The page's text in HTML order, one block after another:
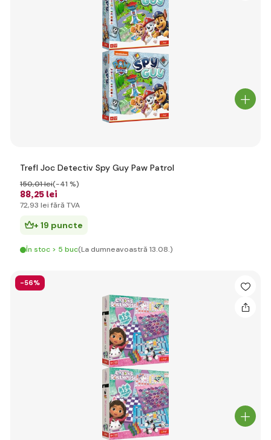
Trefl Joc Detectiv Spy Guy Paw Patrol
88,25 lei
150,01 lei(-41 %)
72,93 lei fără TVA
+ 19 puncte
În stoc > 5 buc(La dumneavoastră 13.08.)
-56%